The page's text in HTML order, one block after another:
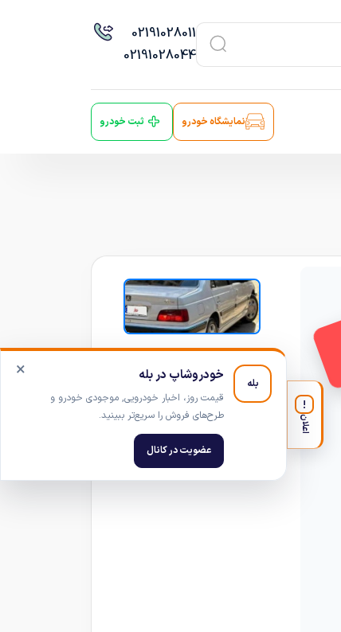
02191028011
02191028044
نمایشگاه خودرو ثبت خودرو
!
اعلان
× بله خودروشاپ در بله
قیمت روز، اخبار خودرویی, موجودی خودرو و
طرح‌های فروش را سریع‌تر ببینید.
عضویت در کانال